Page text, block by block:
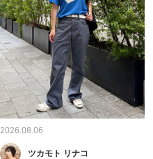
2026.08.06
ツカモト リナコ